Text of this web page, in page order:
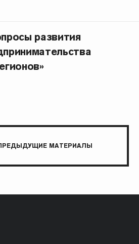
развития
МАТЕРИАЛЫ